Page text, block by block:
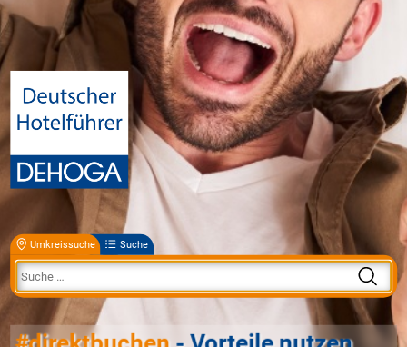
Umkreissuche Suche